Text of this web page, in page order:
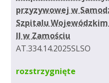
przyzywowej w
Szpitalu Wojewódzkim
II w Zamościu
AT.334.14.2025SLSO
rozstrzygnięte